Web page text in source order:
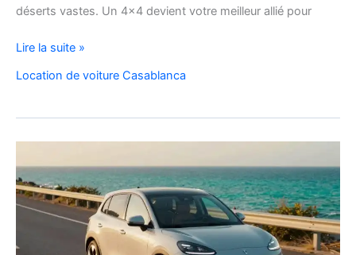
déserts vastes. Un 4×4 devient votre meilleur allié pour
location
voiture
au
Maroc
explorer
l’Atlas
Lire la suite »
Location de voiture Casablanca